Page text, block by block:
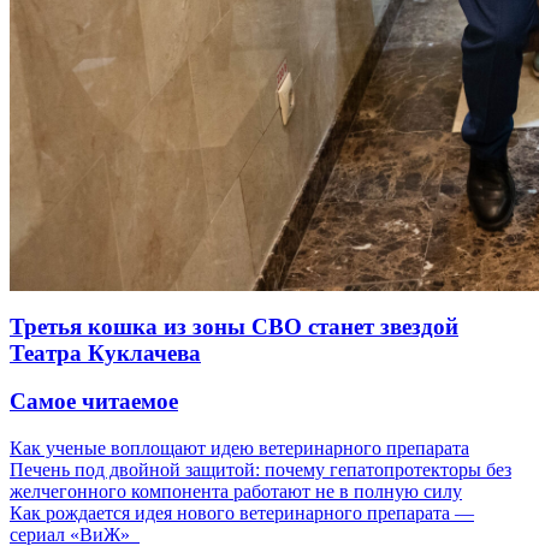
Третья кошка из зоны СВО станет звездой
Театра Куклачева
Самое читаемое
Как ученые воплощают идею ветеринарного препарата
Печень под двойной защитой: почему гепатопротекторы без
желчегонного компонента работают не в полную силу
Как рождается идея нового ветеринарного препарата —
сериал «ВиЖ»